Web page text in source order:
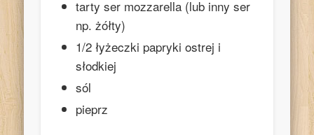
tarty ser mozzarella (lub inny ser
np. żółty)
1/2 łyżeczki papryki ostrej i
słodkiej
sól
pieprz